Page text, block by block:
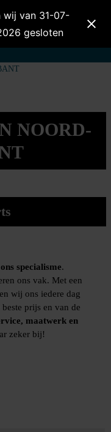
wij van 31-07-
gesloten
NOORD-
specialisme.
ons vak. Met een
wij ons iedere dag
prijs en van de
maatwerk en
zeker bij!